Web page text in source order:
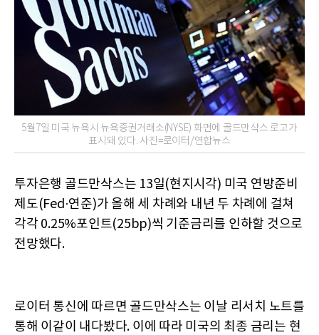
5월7일 미국 뉴욕시 뉴욕증권거래소(NYSE) 화면에 골드만삭스 로고가
표시돼 있다. 사진=로이터/연합뉴스
투자은행 골드만삭스는 13일(현지시각) 미국 연방준비
제도(Fed·연준)가 올해 세 차례와 내년 두 차례에 걸쳐
각각 0.25%포인트(25bp)씩 기준금리를 인하할 것으로
전망했다.
로이터 통신에 따르면 골드만삭스는 이날 리서치 노트를
통해 이같이 내다봤다. 이에 따라 미국의 최종 금리는 현